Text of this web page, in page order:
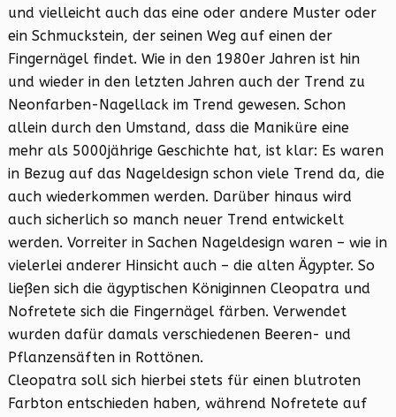
und vielleicht auch das eine oder andere Muster oder
ein Schmuckstein, der seinen Weg auf einen der
Fingernägel findet. Wie in den 1980er Jahren ist hin
und wieder in den letzten Jahren auch der Trend zu
Neonfarben-Nagellack im Trend gewesen. Schon
allein durch den Umstand, dass die Maniküre eine
mehr als 5000jährige Geschichte hat, ist klar: Es waren
in Bezug auf das Nageldesign schon viele Trend da, die
auch wiederkommen werden. Darüber hinaus wird
auch sicherlich so manch neuer Trend entwickelt
werden. Vorreiter in Sachen Nageldesign waren – wie in
vielerlei anderer Hinsicht auch – die alten Ägypter. So
ließen sich die ägyptischen Königinnen Cleopatra und
Nofretete sich die Fingernägel färben. Verwendet
wurden dafür damals verschiedenen Beeren- und
Pflanzensäften in Rottönen.
Cleopatra soll sich hierbei stets für einen blutroten
Farbton entschieden haben, während Nofretete auf